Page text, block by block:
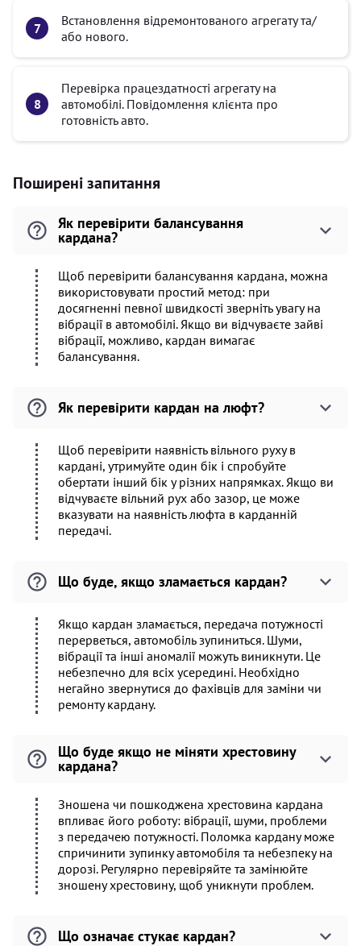
Встановлення відремонтованого агрегату та/
або нового.
Перевірка працездатності агрегату на
автомобілі. Повідомлення клієнта про
готовність авто.
Поширені запитання
Як перевірити балансування
кардана?
Щоб перевірити балансування кардана, можна
використовувати простий метод: при
досягненні певної швидкості зверніть увагу на
вібрації в автомобілі. Якщо ви відчуваєте зайві
вібрації, можливо, кардан вимагає
балансування.
Як перевірити кардан на люфт?
Щоб перевірити наявність вільного руху в
кардані, утримуйте один бік і спробуйте
обертати інший бік у різних напрямках. Якщо ви
відчуваєте вільний рух або зазор, це може
вказувати на наявність люфта в карданній
передачі.
Що буде, якщо зламається кардан?
Якщо кардан зламається, передача потужності
перерветься, автомобіль зупиниться. Шуми,
вібрації та інші аномалії можуть виникнути. Це
небезпечно для всіх усередині. Необхідно
негайно звернутися до фахівців для заміни чи
ремонту кардану.
Що буде якщо не міняти хрестовину
кардана?
Зношена чи пошкоджена хрестовина кардана
впливає його роботу: вібрації, шуми, проблеми
з передачею потужності. Поломка кардану може
спричинити зупинку автомобіля та небезпеку на
дорозі. Регулярно перевіряйте та замінюйте
зношену хрестовину, щоб уникнути проблем.
Що означає стукає кардан?